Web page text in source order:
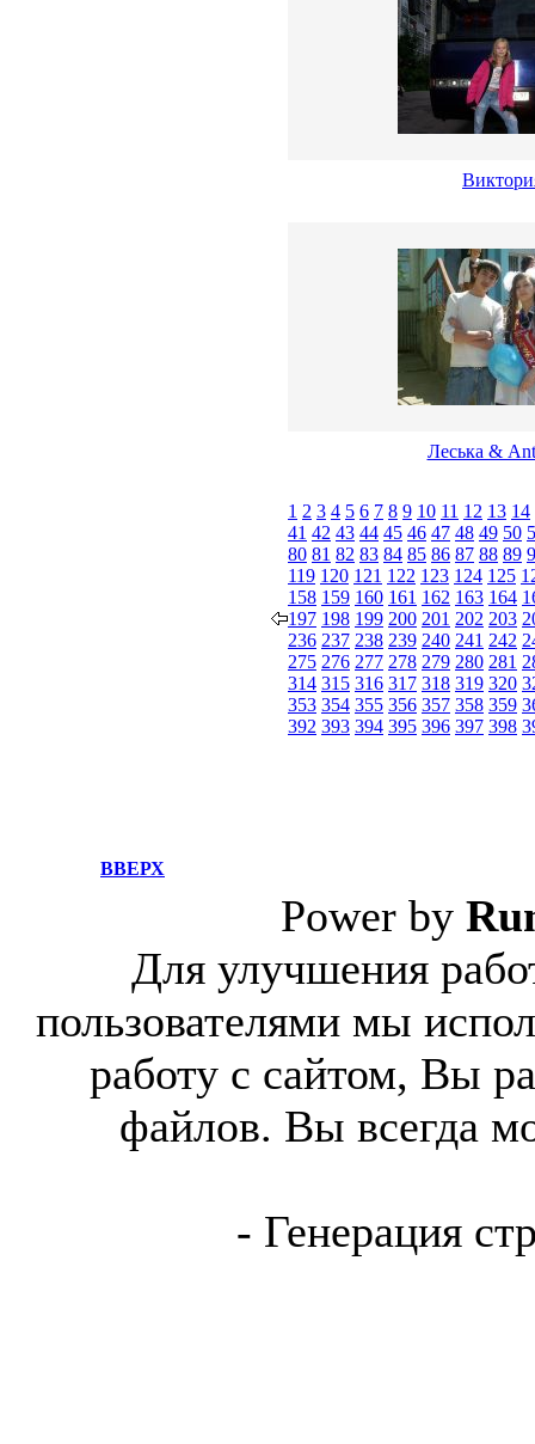
Леська &
1 2 3 4 5 6 7 8 9 10 11 12 13 14
41 42 43 44 45 46 47 48 49 50
80 81 82 83 84 85 86 87 88 89
119 120 121 122 123 124 125
158 159 160 161 162 163 164
197 198 199 200 201 202 203
236 237 238 239 240 241 242
275 276 277 278 279 280 281
314 315 316 317 318 319 320
353 354 355 356 357 358 359
392 393 394 395 396 397 398
ВВЕРХ
Power by
Для улучшения
пользователями мы
работу с сайтом, Вы
файлов. Вы всегда
- Генерация